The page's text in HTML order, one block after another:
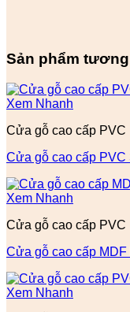
Sản phẩm
Xem Nhanh
Cửa gỗ cao cấp PVC
Cửa gỗ cao cấp PVC
Xem Nhanh
Cửa gỗ cao cấp PVC
Cửa gỗ cao cấp MDF
Xem Nhanh